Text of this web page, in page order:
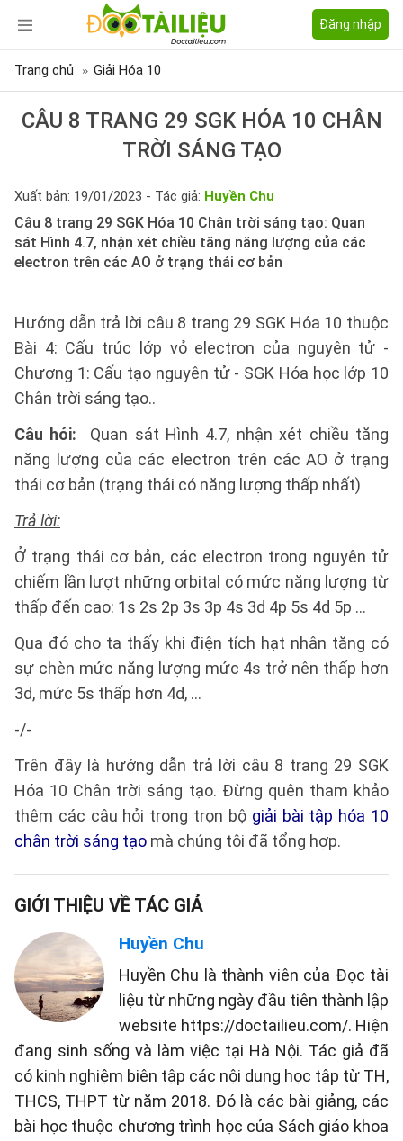
Đăng nhập
Trang chủ Giải Hóa 10
CÂU 8 TRANG 29 SGK HÓA 10 CHÂN
TRỜI SÁNG TẠO
Xuất bản: 19/01/2023 - Tác giả: Huyền Chu
Câu 8 trang 29 SGK Hóa 10 Chân trời sáng tạo: Quan
sát Hình 4.7, nhận xét chiều tăng năng lượng của các
electron trên các AO ở trạng thái cơ bản
Hướng dẫn trả lời câu 8 trang 29 SGK Hóa 10 thuộc
Bài 4: Cấu trúc lớp vỏ electron của nguyên tử -
Chương 1: Cấu tạo nguyên tử - SGK Hóa học lớp 10
Chân trời sáng tạo..
Câu hỏi:
Quan sát Hình 4.7, nhận xét chiều tăng
năng lượng của các electron trên các AO ở trạng
thái cơ bản (trạng thái có năng lượng thấp nhất)
Trả lời:
Ở trạng thái cơ bản, các electron trong nguyên tử
chiếm lần lượt những orbital có mức năng lượng từ
thấp đến cao: 1s 2s 2p 3s 3p 4s 3d 4p 5s 4d 5p …
Qua đó cho ta thấy khi điện tích hạt nhân tăng có
sự chèn mức năng lượng mức 4s trở nên thấp hơn
3d, mức 5s thấp hơn 4d, ...
-/-
Trên đây là hướng dẫn trả lời câu 8 trang 29 SGK
Hóa 10 Chân trời sáng tạo. Đừng quên tham khảo
thêm các câu hỏi trong trọn bộ giải bài tập hóa 10
chân trời sáng tạo mà chúng tôi đã tổng hợp.
GIỚI THIỆU VỀ TÁC GIẢ
Huyền Chu
Huyền Chu là thành viên của Đọc tài
liệu từ những ngày đầu tiên thành lập
website https://doctailieu.com/. Hiện
đang sinh sống và làm việc tại Hà Nội. Tác giả đã
có kinh nghiệm biên tập các nội dung học tập từ TH,
THCS, THPT từ năm 2018. Đó là các bài giảng, các
bài học thuộc chương trình học của Sách giáo khoa